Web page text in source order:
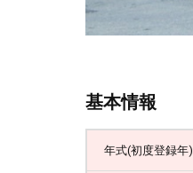
基本情報
年式(初度登録年)